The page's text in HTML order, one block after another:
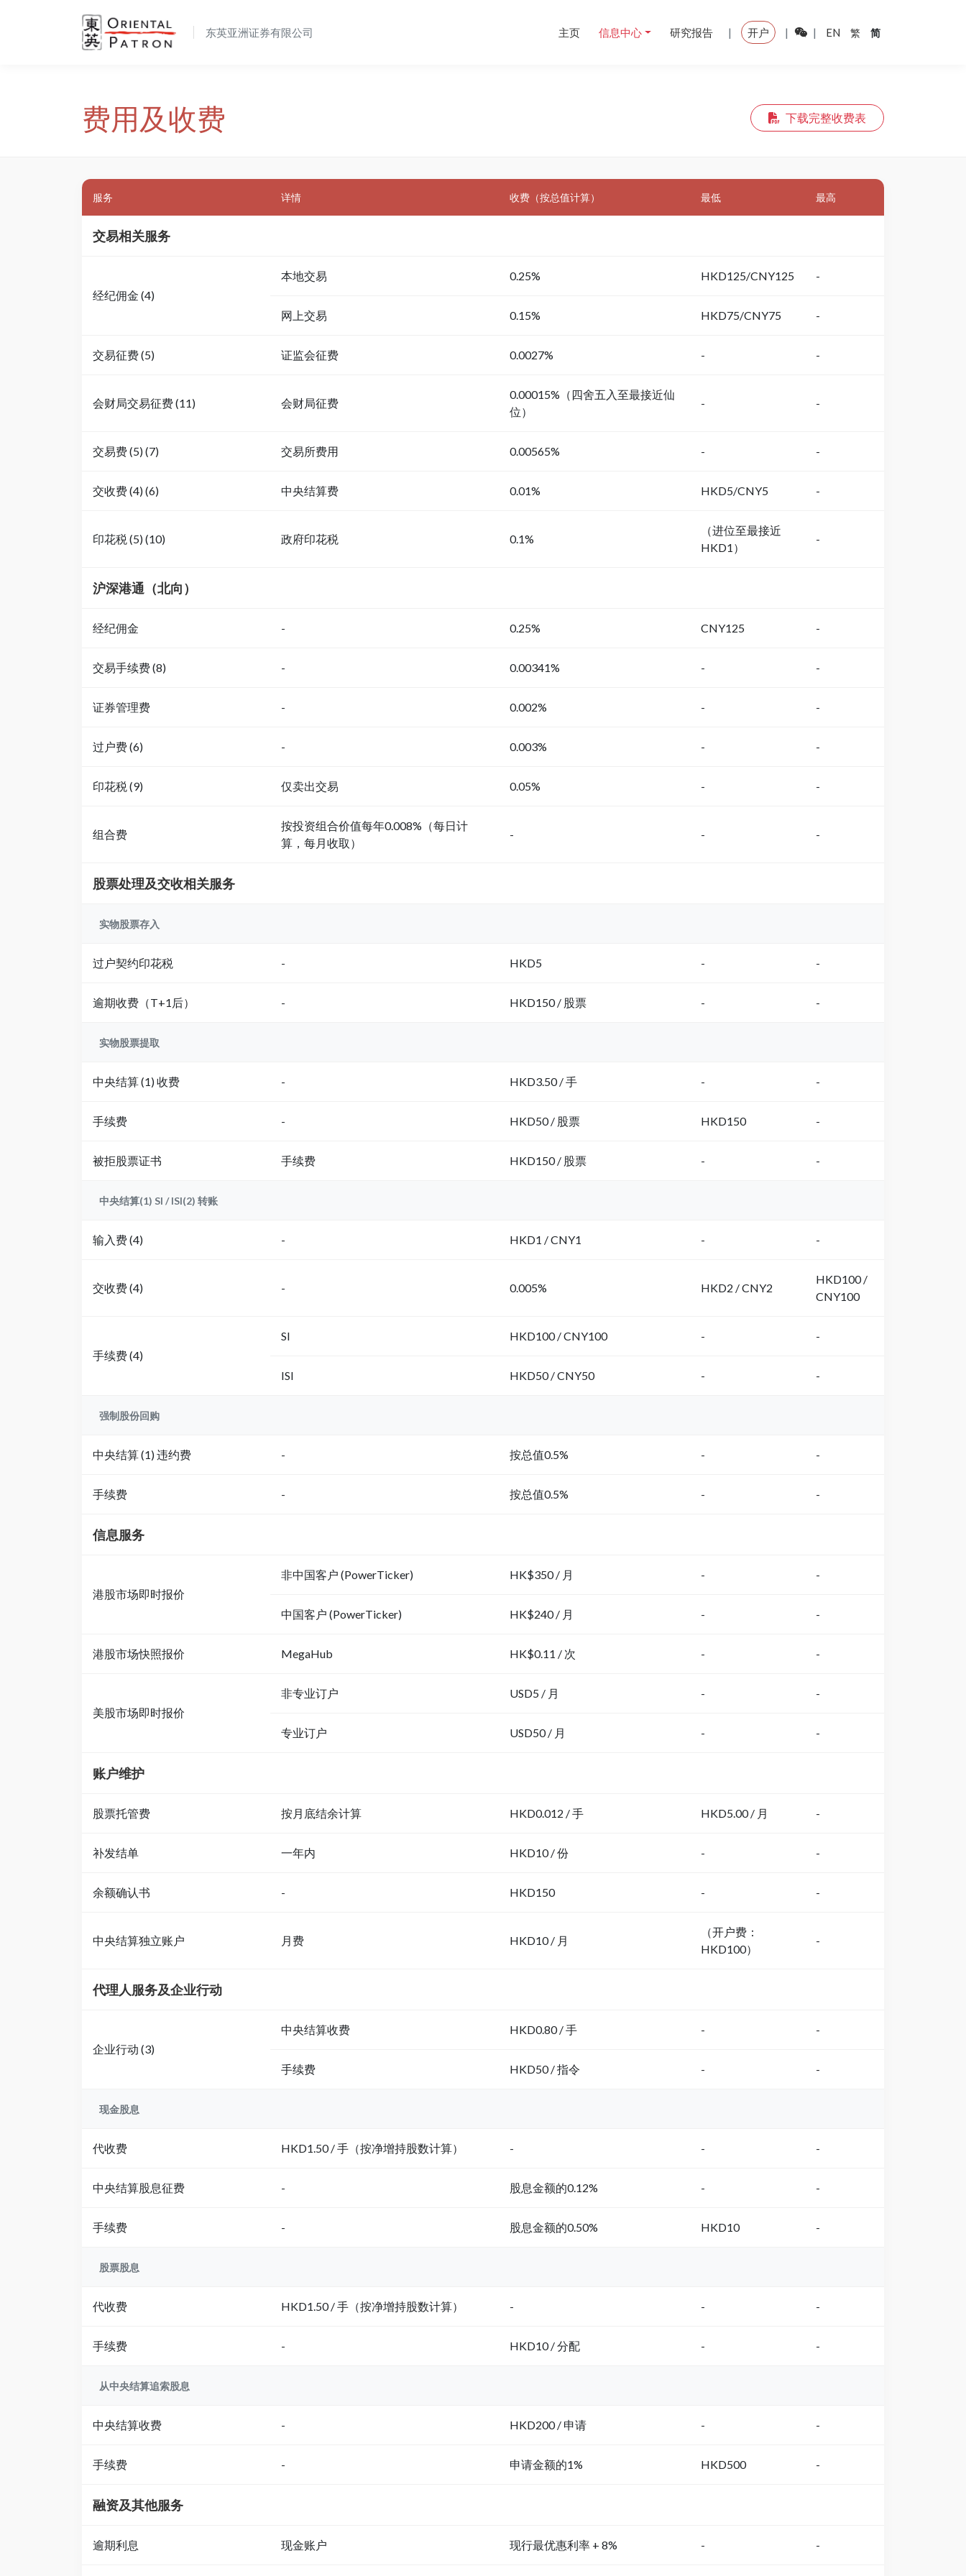
东英亚洲证券有限公司 主页 信息中心 研究报告 | 开户 | | EN 繁 简
费用及收费 下载完整收费表
服务 详情 收费（按总值计算） 最低 最高
交易相关服务
经纪佣金 (4)
本地交易 0.25% HKD125/CNY125 -
网上交易 0.15% HKD75/CNY75 -
交易征费 (5) 证监会征费 0.0027% - -
会财局交易征费 (11) 会财局征费
0.00015%（四舍五入至最接近仙
位）
- -
交易费 (5) (7) 交易所费用 0.00565% - -
交收费 (4) (6) 中央结算费 0.01% HKD5/CNY5 -
印花税 (5) (10) 政府印花税 0.1%
（进位至最接近
HKD1）
-
沪深港通（北向）
经纪佣金 - 0.25% CNY125 -
交易手续费 (8) - 0.00341% - -
证券管理费 - 0.002% - -
过户费 (6) - 0.003% - -
印花税 (9) 仅卖出交易 0.05% - -
组合费
按投资组合价值每年0.008%（每日计
算，每月收取）
- - -
股票处理及交收相关服务
实物股票存入
过户契约印花税 - HKD5 - -
逾期收费（T+1后） - HKD150 / 股票 - -
实物股票提取
中央结算 (1) 收费 - HKD3.50 / 手 - -
手续费 - HKD50 / 股票 HKD150 -
被拒股票证书 手续费 HKD150 / 股票 - -
中央结算(1) SI / ISI(2) 转账
输入费 (4) - HKD1 / CNY1 - -
交收费 (4) - 0.005% HKD2 / CNY2
HKD100 /
CNY100
手续费 (4)
SI HKD100 / CNY100 - -
ISI HKD50 / CNY50 - -
强制股份回购
中央结算 (1) 违约费 - 按总值0.5% - -
手续费 - 按总值0.5% - -
信息服务
港股市场即时报价
非中国客户 (PowerTicker) HK$350 / 月 - -
中国客户 (PowerTicker) HK$240 / 月 - -
港股市场快照报价 MegaHub HK$0.11 / 次 - -
美股市场即时报价
非专业订户 USD5 / 月 - -
专业订户 USD50 / 月 - -
账户维护
股票托管费 按月底结余计算 HKD0.012 / 手 HKD5.00 / 月 -
补发结单 一年内 HKD10 / 份 - -
余额确认书 - HKD150 - -
中央结算独立账户 月费 HKD10 / 月
（开户费：
HKD100）
-
代理人服务及企业行动
企业行动 (3)
中央结算收费 HKD0.80 / 手 - -
手续费 HKD50 / 指令 - -
现金股息
代收费 HKD1.50 / 手（按净增持股数计算） - - -
中央结算股息征费 - 股息金额的0.12% - -
手续费 - 股息金额的0.50% HKD10 -
股票股息
代收费 HKD1.50 / 手（按净增持股数计算） - - -
手续费 - HKD10 / 分配 - -
从中央结算追索股息
中央结算收费 - HKD200 / 申请 - -
手续费 - 申请金额的1% HKD500 -
融资及其他服务
逾期利息 现金账户 现行最优惠利率 + 8% - -